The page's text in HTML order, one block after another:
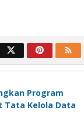
Program
Tata Kelola Data